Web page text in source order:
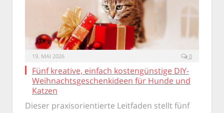
19. MAI 2026 0
Fünf kreative, einfach kostengünstige DIY-
Weihnachtsgeschenkideen für Hunde und
Katzen
Dieser praxisorientierte Leitfaden stellt fünf